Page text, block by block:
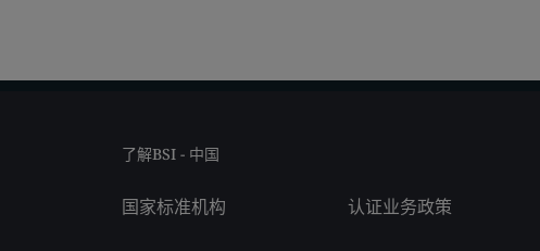
了解BSI - 中国
国家标准机构 认证业务政策